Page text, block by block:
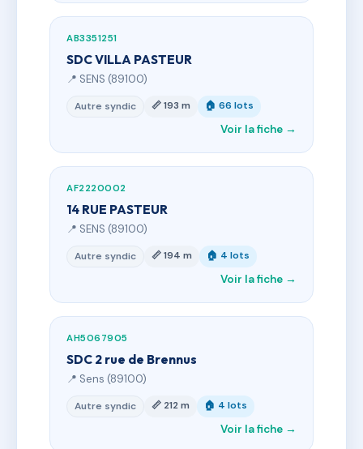
AB3351251
SDC VILLA PASTEUR
📍 SENS (89100)
Autre syndic 📏 193 m 🏠 66 lots
Voir la fiche →
AF2220002
14 RUE PASTEUR
📍 SENS (89100)
Autre syndic 📏 194 m 🏠 4 lots
Voir la fiche →
AH5067905
SDC 2 rue de Brennus
📍 Sens (89100)
Autre syndic 📏 212 m 🏠 4 lots
Voir la fiche →